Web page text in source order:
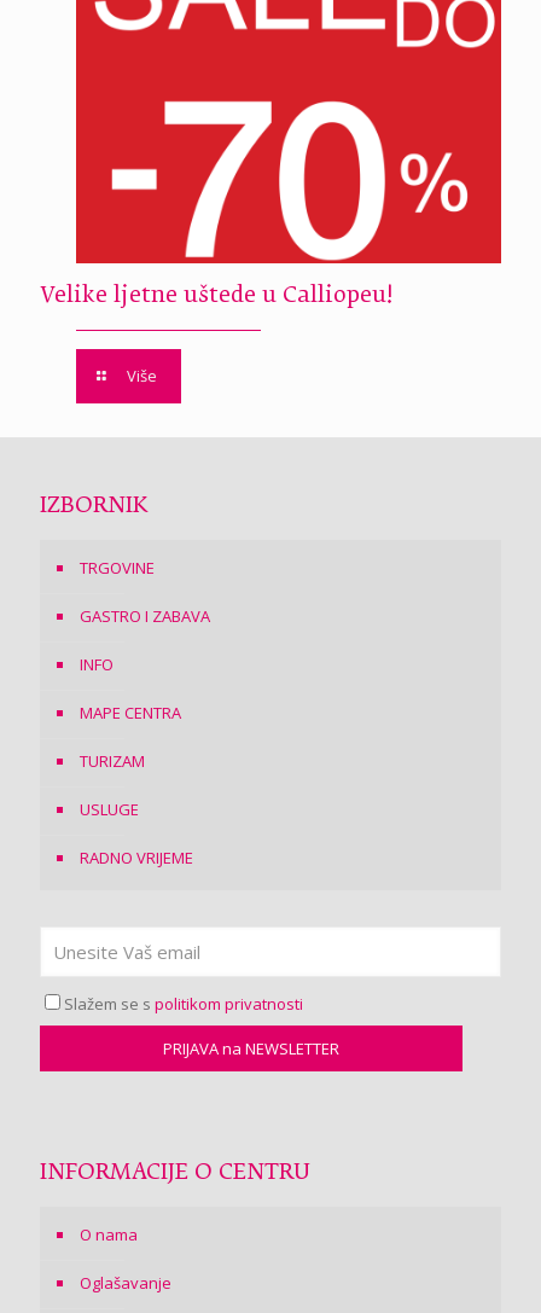
Velike ljetne uštede u Calliopeu!
Više
IZBORNIK
TRGOVINE
GASTRO I ZABAVA
INFO
MAPE CENTRA
TURIZAM
USLUGE
RADNO VRIJEME
Slažem se s politikom privatnosti
INFORMACIJE O CENTRU
O nama
Oglašavanje